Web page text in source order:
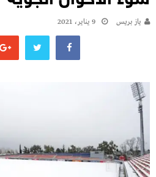
يـاز بريـس 9 يناير، 2021